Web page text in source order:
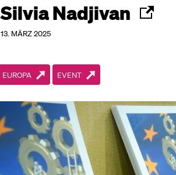
Silvia Nadjivan
13. MÄRZ 2025
EUROPA EVENT